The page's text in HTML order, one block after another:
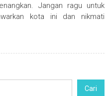
Jangan ragu untuk
kota ini dan nikmati
Cari